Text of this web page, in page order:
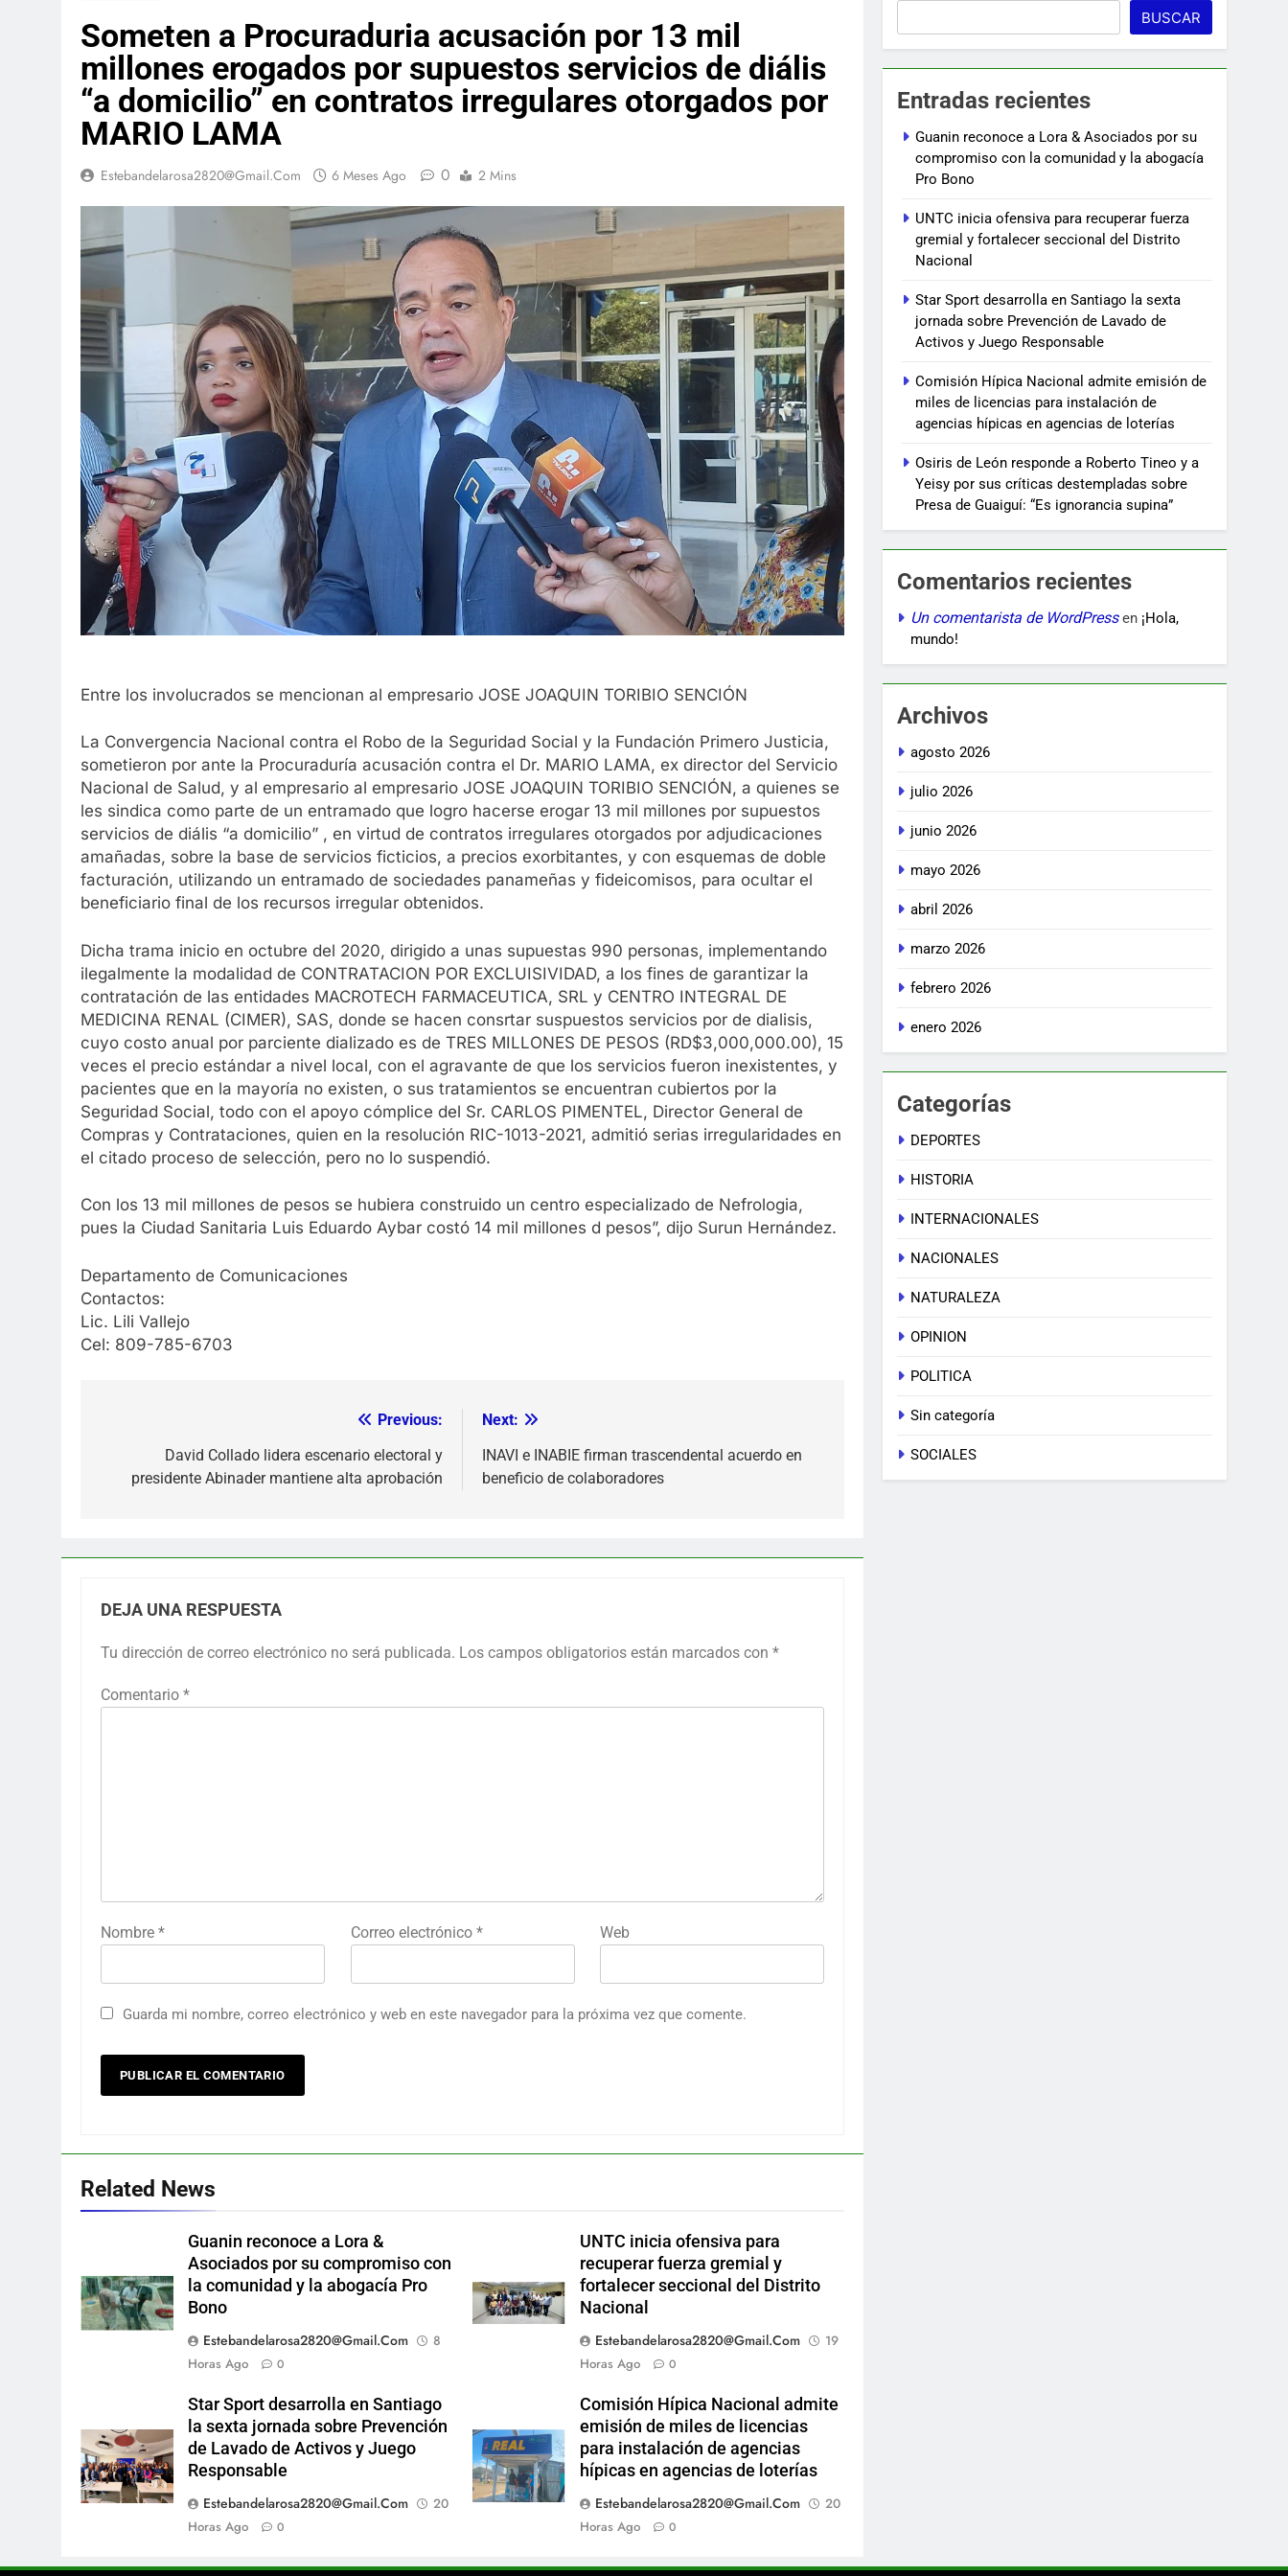
Someten a Procuraduria acusación por 13 mil
millones erogados por supuestos servicios de diális
“a domicilio” en contratos irregulares otorgados por
MARIO LAMA
Estebandelarosa2820@gmail.com 6 Meses Ago 0 2 Mins
Entre los involucrados se mencionan al empresario JOSE JOAQUIN TORIBIO SENCIÓN
La Convergencia Nacional contra el Robo de la Seguridad Social y la Fundación Primero Justicia,
sometieron por ante la Procuraduría acusación contra el Dr. MARIO LAMA, ex director del Servicio
Nacional de Salud, y al empresario al empresario JOSE JOAQUIN TORIBIO SENCIÓN, a quienes se
les sindica como parte de un entramado que logro hacerse erogar 13 mil millones por supuestos
servicios de diális “a domicilio” , en virtud de contratos irregulares otorgados por adjudicaciones
amañadas, sobre la base de servicios ficticios, a precios exorbitantes, y con esquemas de doble
facturación, utilizando un entramado de sociedades panameñas y fideicomisos, para ocultar el
beneficiario final de los recursos irregular obtenidos.
Dicha trama inicio en octubre del 2020, dirigido a unas supuestas 990 personas, implementando
ilegalmente la modalidad de CONTRATACION POR EXCLUISIVIDAD, a los fines de garantizar la
contratación de las entidades MACROTECH FARMACEUTICA, SRL y CENTRO INTEGRAL DE
MEDICINA RENAL (CIMER), SAS, donde se hacen consrtar suspuestos servicios por de dialisis,
cuyo costo anual por parciente dializado es de TRES MILLONES DE PESOS (RD$3,000,000.00), 15
veces el precio estándar a nivel local, con el agravante de que los servicios fueron inexistentes, y
pacientes que en la mayoría no existen, o sus tratamientos se encuentran cubiertos por la
Seguridad Social, todo con el apoyo cómplice del Sr. CARLOS PIMENTEL, Director General de
Compras y Contrataciones, quien en la resolución RIC-1013-2021, admitió serias irregularidades en
el citado proceso de selección, pero no lo suspendió.
Con los 13 mil millones de pesos se hubiera construido un centro especializado de Nefrologia,
pues la Ciudad Sanitaria Luis Eduardo Aybar costó 14 mil millones d pesos”, dijo Surun Hernández.
Departamento de Comunicaciones
Contactos:
Lic. Lili Vallejo
Cel: 809-785-6703
entradas
Previous:
David Collado lidera escenario electoral y
presidente Abinader mantiene alta aprobación
Next:
INAVI e INABIE firman trascendental acuerdo en
beneficio de colaboradores
DEJA UNA RESPUESTA
Tu dirección de correo electrónico no será publicada. Los campos obligatorios están marcados con *
Comentario *
Nombre * Correo electrónico * Web
Guarda mi nombre, correo electrónico y web en este navegador para la próxima vez que comente.
Related News
Guanin reconoce a Lora &
Asociados por su compromiso con
la comunidad y la abogacía Pro
Bono
Estebandelarosa2820@gmail.com
8
Horas Ago
0
UNTC inicia ofensiva para
recuperar fuerza gremial y
fortalecer seccional del Distrito
Nacional
Estebandelarosa2820@gmail.com
19
Horas Ago
0
Star Sport desarrolla en Santiago
la sexta jornada sobre Prevención
de Lavado de Activos y Juego
Responsable
Estebandelarosa2820@gmail.com
20
Horas Ago
0
Comisión Hípica Nacional admite
emisión de miles de licencias
para instalación de agencias
hípicas en agencias de loterías
Estebandelarosa2820@gmail.com
20
Horas Ago
0
BUSCAR
Entradas recientes
Guanin reconoce a Lora & Asociados por su
compromiso con la comunidad y la abogacía
Pro Bono
UNTC inicia ofensiva para recuperar fuerza
gremial y fortalecer seccional del Distrito
Nacional
Star Sport desarrolla en Santiago la sexta
jornada sobre Prevención de Lavado de
Activos y Juego Responsable
Comisión Hípica Nacional admite emisión de
miles de licencias para instalación de
agencias hípicas en agencias de loterías
Osiris de León responde a Roberto Tineo y a
Yeisy por sus críticas destempladas sobre
Presa de Guaiguí: “Es ignorancia supina”
Comentarios recientes
Un comentarista de WordPressen ¡Hola,
mundo!
Archivos
agosto 2026
julio 2026
junio 2026
mayo 2026
abril 2026
marzo 2026
febrero 2026
enero 2026
Categorías
DEPORTES
HISTORIA
INTERNACIONALES
NACIONALES
NATURALEZA
OPINION
POLITICA
Sin categoría
SOCIALES